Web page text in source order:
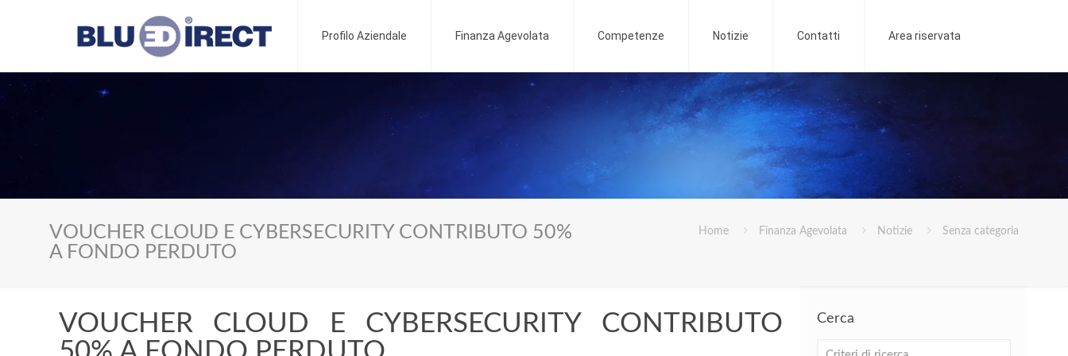
Profilo Aziendale Finanza Agevolata Competenze Notizie Contatti Area riservata
VOUCHER CLOUD E CYBERSECURITY CONTRIBUTO 50%
A FONDO PERDUTO
Home Finanza Agevolata Notizie Senza categoria
VOUCHER CLOUD E CYBERSECURITY CONTRIBUTO
Cerca